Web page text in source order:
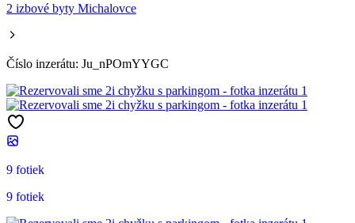
2 izbové byty Michalovce
Číslo inzerátu: Ju_nPOmYYGC
9 fotiek
9 fotiek